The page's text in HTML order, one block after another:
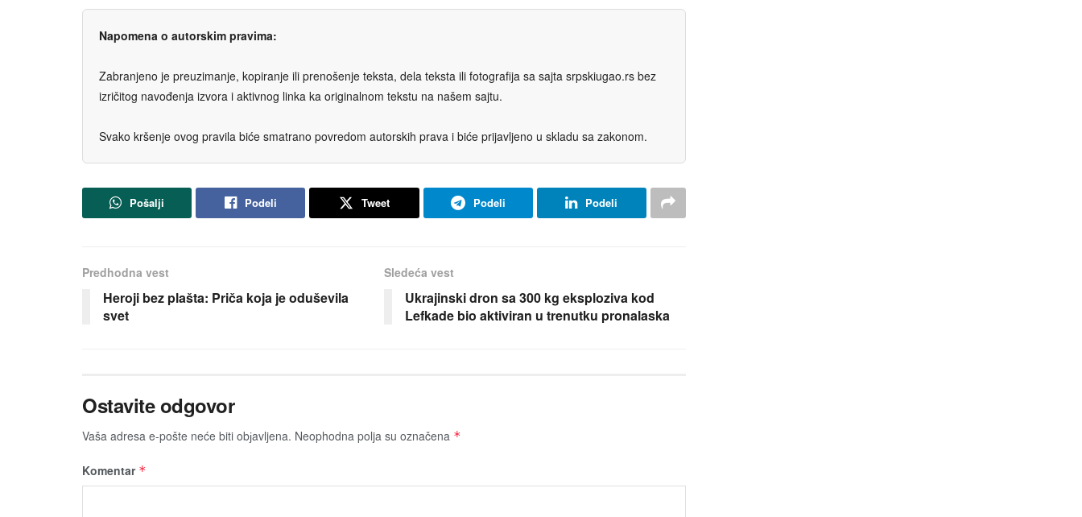
Napomena o autorskim pravima:
Zabranjeno je preuzimanje, kopiranje ili prenošenje teksta, dela teksta ili fotografija sa sajta srpskiugao.rs bez
izričitog navođenja izvora i aktivnog linka ka originalnom tekstu na našem sajtu.
Svako kršenje ovog pravila biće smatrano povredom autorskih prava i biće prijavljeno u skladu sa zakonom.
Pošalji Podeli Tweet Podeli Podeli
Predhodna vest
Heroji bez plašta: Priča koja je oduševila
svet
Sledeća vest
Ukrajinski dron sa 300 kg eksploziva kod
Lefkade bio aktiviran u trenutku pronalaska
Ostavite odgovor
Vaša adresa e-pošte neće biti obјavljena. Neophodna polja su označena *
Komentar *